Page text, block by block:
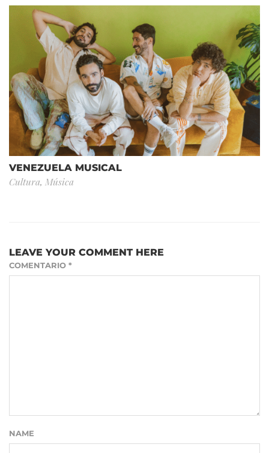
VENEZUELA MUSICAL
Cultura, Música
LEAVE YOUR COMMENT HERE
COMENTARIO *
NAME